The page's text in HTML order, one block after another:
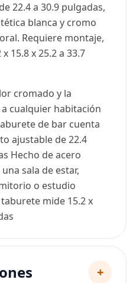
22.4 a 30.9 pulgadas,
blanca y cromo
Requiere montaje,
15.8 x 25.2 a 33.7
cromado y la
cualquier habitación
de bar cuenta
ajustable de 22.4
Hecho de acero
sala de estar,
o estudio
mide 15.2 x
+